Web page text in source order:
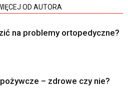
OD AUTORA
na problemy ortopedyczne?
– zdrowe czy nie?